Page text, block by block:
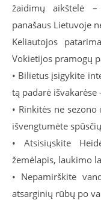
žaidimų aikštelė
panašaus Lietuvoje
Keliautojos
Vokietijos pramogų
• Bilietus įsigykite
tą padarė išvakarėse
• Rinkitės ne
išvengtumėte
• Atsisiųskite
žemėlapis, laukimo
• Nepamirškite
atsarginių rūbų po